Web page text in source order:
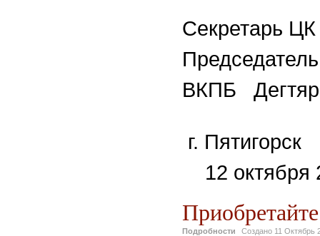
Секретарь
ВКПБ
г.
12 октября
Подробности Создано 11 Октябрь